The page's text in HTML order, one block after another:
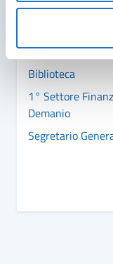
3° Settore
Scuola e
Sindaci
Biblioteca
1° Settore
Demanio
Segretario